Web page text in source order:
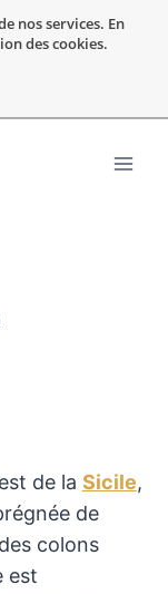
nos services. En
des cookies.
de la Sicile,
de
colons
est